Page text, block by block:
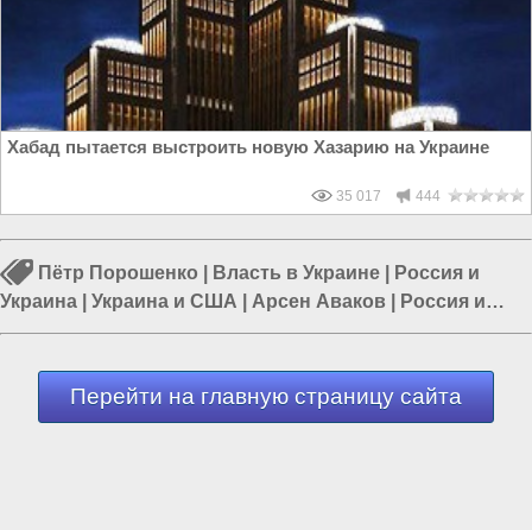
Хабад пытается выстроить новую Хазарию на Украине
35 017 444
Пётр Порошенко Власть в Украине
Россия и
Украина
Украина и США Арсен Аваков
Россия и
Запад|Европа и Украина
Перейти на главную страницу сайта